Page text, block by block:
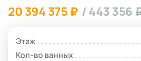
20 394 375 ₽ / 443 356
Этаж
Кол-во ванных